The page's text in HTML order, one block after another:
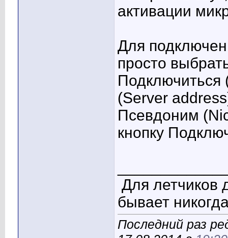
активации
Для
просто
Подключиться
(Server
Псевдоним
кнопку
Для летчиков
бывает
Последний раз